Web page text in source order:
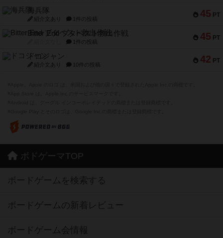
45 PT
海兵隊
紹介文あり 1件の投稿
45 PT
Bitter End ブタペスト救出作戦
1件の投稿
42 PT
ドコジャン
紹介文あり 10件の投稿
ボドゲーマTOP
ボードゲームを検索する
ボードゲームの新着レビュー
ボードゲーム会情報